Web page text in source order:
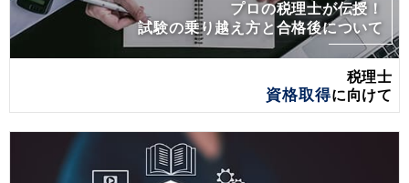
プロの税理士が伝授！
試験の乗り越え方と合格後について
税理士
資格取得に向けて